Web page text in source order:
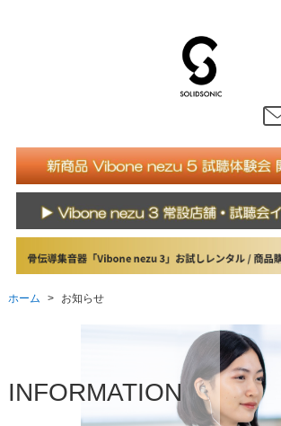
ホーム > お知らせ
INFORMATION